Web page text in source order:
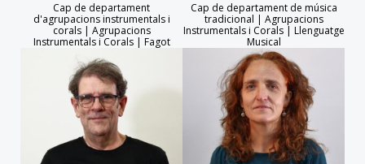
Cap de departament
d'agrupacions instrumentals i
corals | Agrupacions
Instrumentals i Corals | Fagot
Cap de departament de música
tradicional | Agrupacions
Instrumentals i Corals | Llenguatge
Musical